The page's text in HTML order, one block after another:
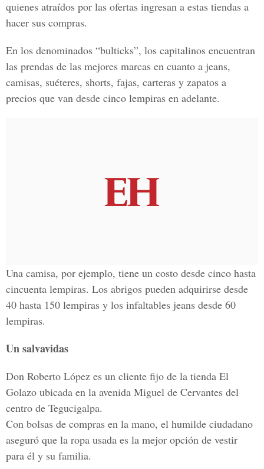
quienes atraídos por las ofertas ingresan a estas tiendas a
hacer sus compras.
En los denominados “bulticks”, los capitalinos encuentran
las prendas de las mejores marcas en cuanto a jeans,
camisas, suéteres, shorts, fajas, carteras y zapatos a
precios que van desde cinco lempiras en adelante.
Una camisa, por ejemplo, tiene un costo desde cinco hasta
cincuenta lempiras. Los abrigos pueden adquirirse desde
40 hasta 150 lempiras y los infaltables jeans desde 60
lempiras.
Un salvavidas
Don Roberto López es un cliente fijo de la tienda El
Golazo ubicada en la avenida Miguel de Cervantes del
centro de Tegucigalpa.
Con bolsas de compras en la mano, el humilde ciudadano
aseguró que la ropa usada es la mejor opción de vestir
para él y su familia.